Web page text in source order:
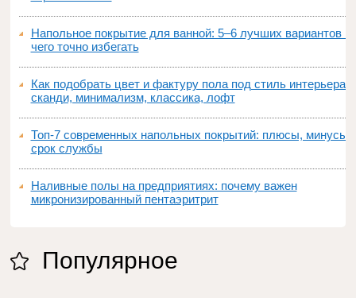
Напольное покрытие для ванной: 5–6 лучших вариантов и
чего точно избегать
Как подобрать цвет и фактуру пола под стиль интерьера:
сканди, минимализм, классика, лофт
Топ‑7 современных напольных покрытий: плюсы, минусы,
срок службы
Наливные полы на предприятиях: почему важен
микронизированный пентаэритрит
Популярное